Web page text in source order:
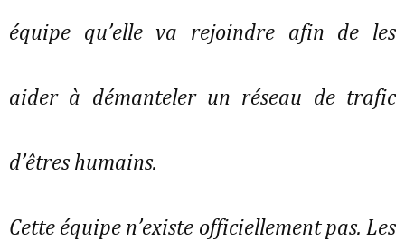
équipe qu’elle va rejoindre afin de les
aider à démanteler un réseau de trafic
d’êtres humains.
Cette équipe n’existe officiellement pas. Les